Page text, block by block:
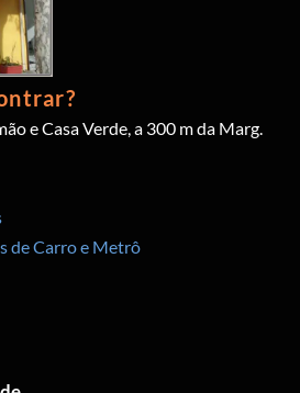
e Casa Verde, a 300 m da Marg.
de Carro e Metrô